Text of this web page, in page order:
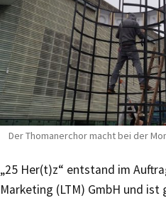
Der Thomanerchor macht bei der
„25 Her(t)z“ entstand im
Marketing (LTM) GmbH und